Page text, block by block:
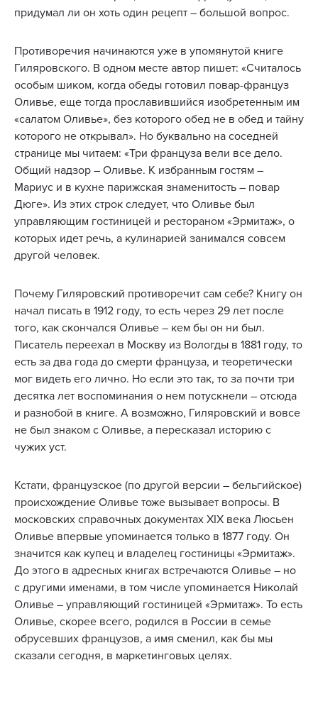
придумал ли он хоть один рецепт – большой вопрос.
Противоречия начинаются уже в упомянутой книге
Гиляровского. В одном месте автор пишет: «Считалось
особым шиком, когда обеды готовил повар-француз
Оливье, еще тогда прославившийся изобретенным им
«салатом Оливье», без которого обед не в обед и тайну
которого не открывал». Но буквально на соседней
странице мы читаем: «Три француза вели все дело.
Общий надзор – Оливье. К избранным гостям –
Мариус и в кухне парижская знаменитость – повар
Дюге». Из этих строк следует, что Оливье был
управляющим гостиницей и рестораном «Эрмитаж», о
которых идет речь, а кулинарией занимался совсем
другой человек.
Почему Гиляровский противоречит сам себе? Книгу он
начал писать в 1912 году, то есть через 29 лет после
того, как скончался Оливье – кем бы он ни был.
Писатель переехал в Москву из Вологды в 1881 году, то
есть за два года до смерти француза, и теоретически
мог видеть его лично. Но если это так, то за почти три
десятка лет воспоминания о нем потускнели – отсюда
и разнобой в книге. А возможно, Гиляровский и вовсе
не был знаком с Оливье, а пересказал историю с
чужих уст.
Кстати, французское (по другой версии – бельгийское)
происхождение Оливье тоже вызывает вопросы. В
московских справочных документах XIX века Люсьен
Оливье впервые упоминается только в 1877 году. Он
значится как купец и владелец гостиницы «Эрмитаж».
До этого в адресных книгах встречаются Оливье – но
с другими именами, в том числе упоминается Николай
Оливье – управляющий гостиницей «Эрмитаж». То есть
Оливье, скорее всего, родился в России в семье
обрусевших французов, а имя сменил, как бы мы
сказали сегодня, в маркетинговых целях.